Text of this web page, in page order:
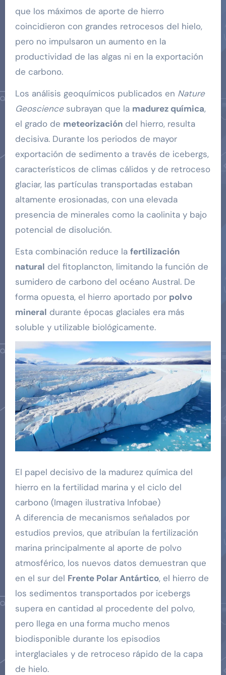
que los máximos de aporte de hierro
coincidieron con grandes retrocesos del hielo,
pero no impulsaron un aumento en la
productividad de las algas ni en la exportación
de carbono.
Los análisis geoquímicos publicados en Nature
Geosciencesubrayan que la madurez química,
el grado de meteorizacióndel hierro, resulta
decisiva. Durante los periodos de mayor
exportación de sedimento a través de icebergs,
característicos de climas cálidos y de retroceso
glaciar, las partículas transportadas estaban
altamente erosionadas, con una elevada
presencia de minerales como la caolinita y bajo
potencial de disolución.
Esta combinación reduce la fertilización
natural del fitoplancton, limitando la función de
sumidero de carbono del océano Austral. De
forma opuesta, el hierro aportado por polvo
mineral durante épocas glaciales era más
soluble y utilizable biológicamente.
El papel decisivo de la madurez química del
hierro en la fertilidad marina y el ciclo del
carbono (Imagen ilustrativa Infobae)
A diferencia de mecanismos señalados por
estudios previos, que atribuían la fertilización
marina principalmente al aporte de polvo
atmosférico, los nuevos datos demuestran que
en el sur del Frente Polar Antártico, el hierro de
los sedimentos transportados por icebergs
supera en cantidad al procedente del polvo,
pero llega en una forma mucho menos
biodisponible durante los episodios
interglaciales y de retroceso rápido de la capa
de hielo.